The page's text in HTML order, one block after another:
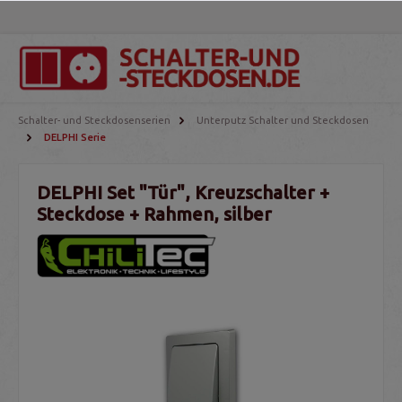
Schalter- und Steckdosenserien
Unterputz Schalter und Steckdosen
DELPHI Serie
DELPHI Set "Tür", Kreuzschalter +
Steckdose + Rahmen, silber